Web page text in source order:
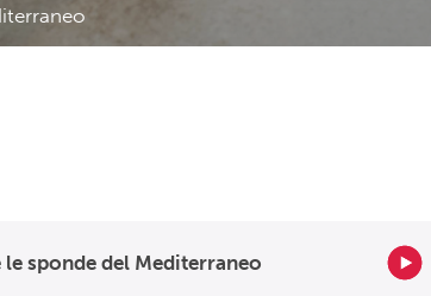
sponde del Mediterraneo